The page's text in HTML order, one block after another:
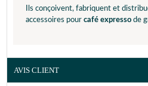
Ils conçoivent, fabriquent et
accessoires pour café expresso de
AVIS CLIENT